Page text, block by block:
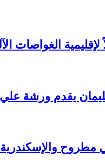
يقدم ورشة علي
118 عرضًا فنيًا لإحياء التراث